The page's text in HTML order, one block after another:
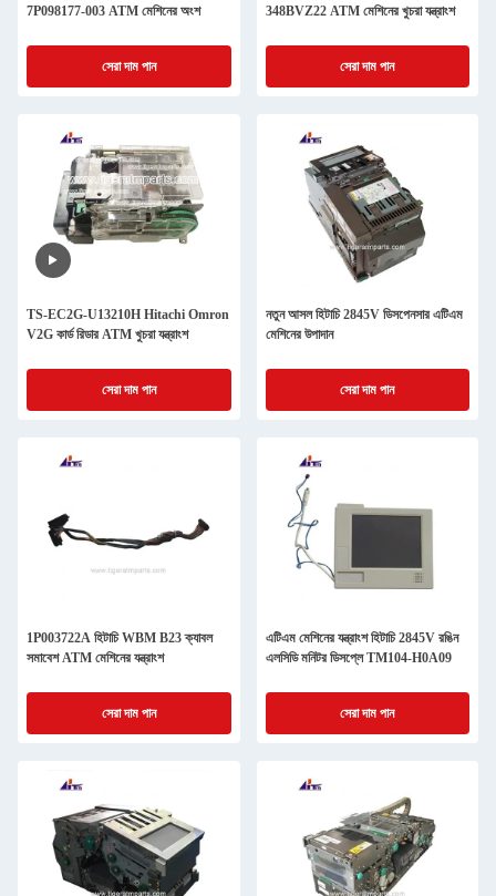
7P098177-003 ATM মেশিনের অংশ
সেরা দাম পান
348BVZ22 ATM মেশিনের খুচরা যন্ত্রাংশ
সেরা দাম পান
TS-EC2G-U13210H Hitachi Omron
V2G কার্ড রিডার ATM খুচরা যন্ত্রাংশ
সেরা দাম পান
নতুন আসল হিটাচি 2845V ডিসপেনসার এটিএম
মেশিনের উপাদান
সেরা দাম পান
1P003722A হিটাচি WBM B23 ক্যাবল
সমাবেশ ATM মেশিনের যন্ত্রাংশ
সেরা দাম পান
এটিএম মেশিনের যন্ত্রাংশ হিটাচি 2845V রঙিন
এলসিডি মনিটর ডিসপ্লে TM104-H0A09
সেরা দাম পান